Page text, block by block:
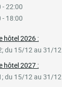
- 22:00
- 18:00
hôtel 2026 :
du 15/12 au 31/12
hôtel 2027 :
du 15/12 au 31/12